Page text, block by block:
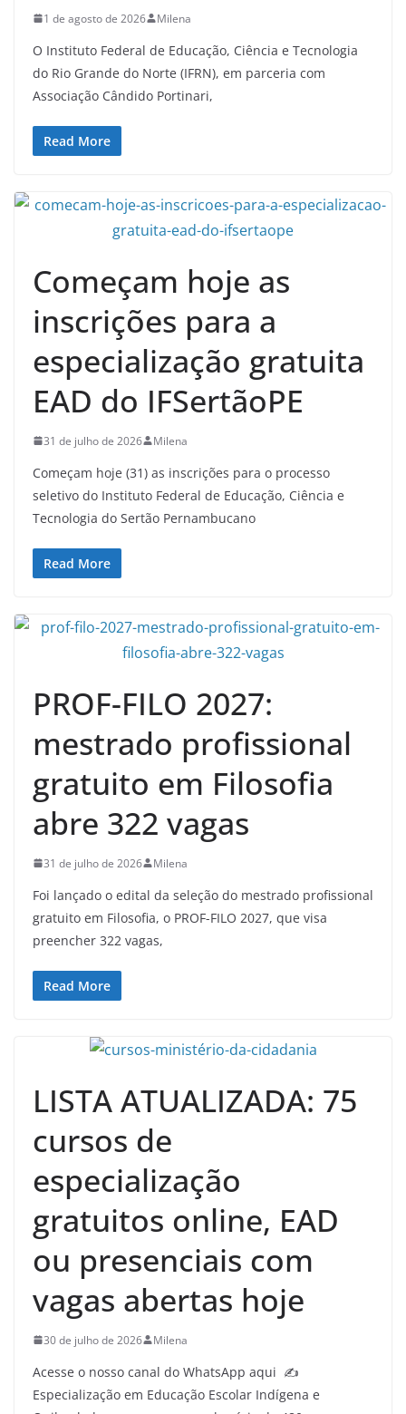
1 de agosto de 2026 Milena
O Instituto Federal de Educação, Ciência e Tecnologia
do Rio Grande do Norte (IFRN), em parceria com
Associação Cândido Portinari,
Read More
Começam hoje as
inscrições para a
especialização gratuita
EAD do IFSertãoPE
31 de julho de 2026 Milena
Começam hoje (31) as inscrições para o processo
seletivo do Instituto Federal de Educação, Ciência e
Tecnologia do Sertão Pernambucano
Read More
PROF-FILO 2027:
mestrado profissional
gratuito em Filosofia
abre 322 vagas
31 de julho de 2026 Milena
Foi lançado o edital da seleção do mestrado profissional
gratuito em Filosofia, o PROF-FILO 2027, que visa
preencher 322 vagas,
Read More
LISTA ATUALIZADA: 75
cursos de
especialização
gratuitos online, EAD
ou presenciais com
vagas abertas hoje
30 de julho de 2026 Milena
Acesse o nosso canal do WhatsApp aqui ✍
Especialização em Educação Escolar Indígena e